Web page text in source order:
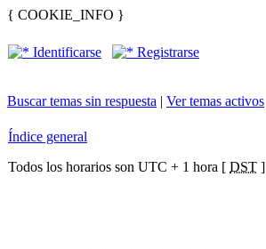
{ COOKIE_INFO }
Identificarse Registrarse
Buscar temas sin respuesta | Ver temas activos
Índice general
Todos los horarios son UTC + 1 hora [ DST ]